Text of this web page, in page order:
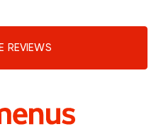
REVIEWS